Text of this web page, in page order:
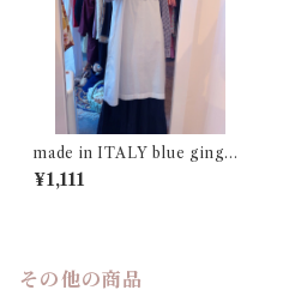
made in ITALY blue gingha
m check shirt
¥1,111
その他の商品